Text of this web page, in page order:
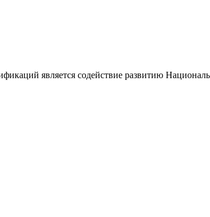
является содействие развитию